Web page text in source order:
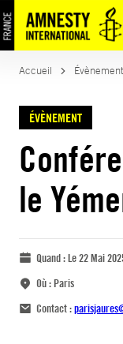
Accueil
ÉVÈNEMENT
le
Quand :Le 22 Mai
Où :Paris
Contact :